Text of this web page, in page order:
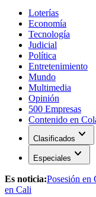
Loterías
Economía
Tecnología
Judicial
Política
Entretenimiento
Mundo
Multimedia
Opinión
500 Empresas
Contenido en
Clasificados expand_more
Especiales expand_more
Es noticia:Posesión en
en Cali